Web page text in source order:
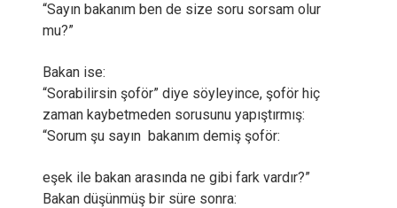
“Sayın bakanım ben de size soru sorsam olur
mu?”
Bakan ise:
“Sorabilirsin şoför” diye söyleyince, şoför hiç
zaman kaybetmeden sorusunu yapıştırmış:
“Sorum şu sayın bakanım demiş şoför:
eşek ile bakan arasında ne gibi fark vardır?”
Bakan düşünmüş bir süre sonra: